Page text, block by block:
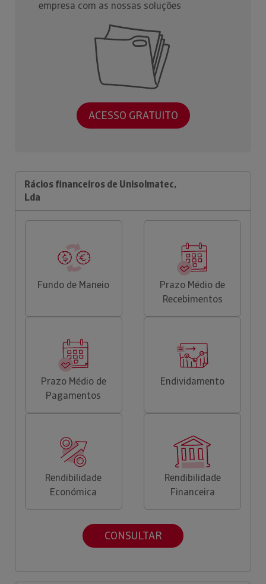
empresa com as nossas soluções
ACESSO GRATUITO
Rácios financeiros de Unisolmatec,
Lda
Fundo de Maneio
Prazo Médio de
Recebimentos
Prazo Médio de
Pagamentos
Endividamento
Rendibilidade
Económica
Rendibilidade
Financeira
CONSULTAR